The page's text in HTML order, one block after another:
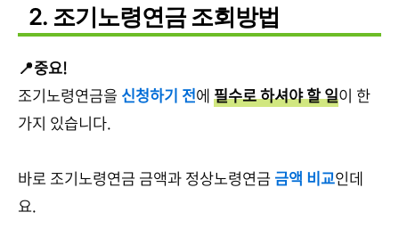
2. 조기노령연금 조회방법
📍중요!
조기노령연금을 신청하기 전에필수로 하셔야 할 일이 한
가지 있습니다.
바로 조기노령연금 금액과 정상노령연금금액 비교인데
요.